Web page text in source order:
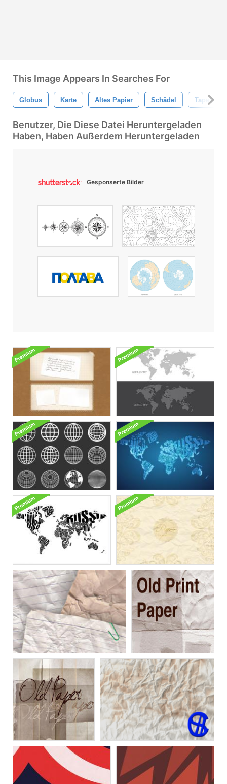
This Image Appears In Searches For
Globus Karte Altes Papier Schädel Tapete
Benutzer, Die Diese Datei Heruntergeladen
Haben, Haben Außerdem Heruntergeladen
Gesponserte Bilder